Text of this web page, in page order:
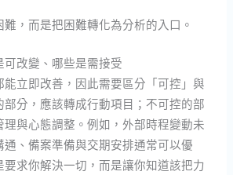
，而是把困難轉化為分析的入口。
改變、哪些是需接受
立即改善，因此需要區分「可控」與
部分，應該轉成行動項目；不可控的部
與心態調整。例如，外部時程變動未
、備案準備與交期安排通常可以優
求你解決一切，而是讓你知道該把力